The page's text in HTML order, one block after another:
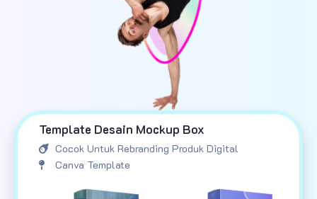
Template Desain Mockup Box
Cocok Untuk Rebranding Produk Digital
Canva Template